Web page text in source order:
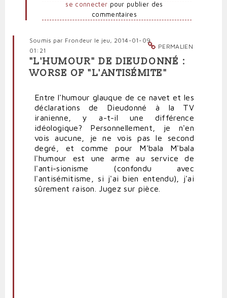
(non
vérifié)
se connecter pour publier des
commentaires
PERMALIEN
Soumis par Frondeur le jeu, 2014-01-09
01:21
"L'HUMOUR" DE DIEUDONNÉ :
WORSE OF "L'ANTISÉMITE"
Entre l'humour glauque de ce navet et les
déclarations de Dieudonné à la TV
iranienne, y a-t-il une différence
idéologique? Personnellement, je n'en
vois aucune, je ne vois pas le second
degré, et comme pour M'bala M'bala
l'humour est une arme au service de
l'anti-sionisme (confondu avec
l'antisémitisme, si j'ai bien entendu), j'ai
sûrement raison. Jugez sur pièce.